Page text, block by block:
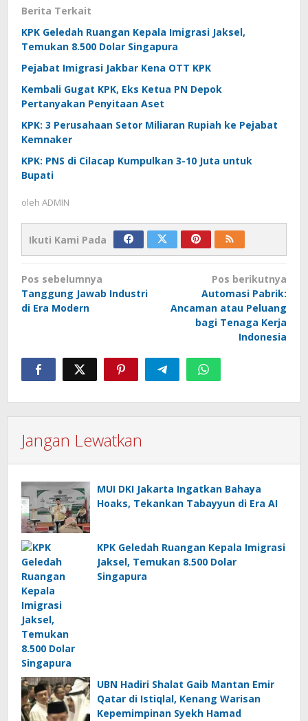
Berita Terkait
KPK Geledah Ruangan Kepala Imigrasi Jaksel,
Temukan 8.500 Dolar Singapura
Pejabat Imigrasi Jakbar Kena OTT KPK
Kembali Gugat KPK, Eks Ketua PN Depok
Pertanyakan Penyitaan Aset
KPK: 3 Perusahaan Setor Miliaran Rupiah ke Pejabat
Kemnaker
KPK: PNS di Cilacap Kumpulkan 3-10 Juta untuk
Bupati
oleh ADMIN
Ikuti Kami Pada
Navigasi
pos
Pos sebelumnya
Tanggung Jawab Industri
di Era Modern
Pos berikutnya
Automasi Pabrik:
Ancaman atau Peluang
bagi Tenaga Kerja
Indonesia
Jangan Lewatkan
MUI DKI Jakarta Ingatkan Bahaya
Hoaks, Tekankan Tabayyun di Era AI
KPK Geledah Ruangan Kepala Imigrasi
Jaksel, Temukan 8.500 Dolar
Singapura
UBN Hadiri Shalat Gaib Mantan Emir
Qatar di Istiqlal, Kenang Warisan
Kepemimpinan Syekh Hamad